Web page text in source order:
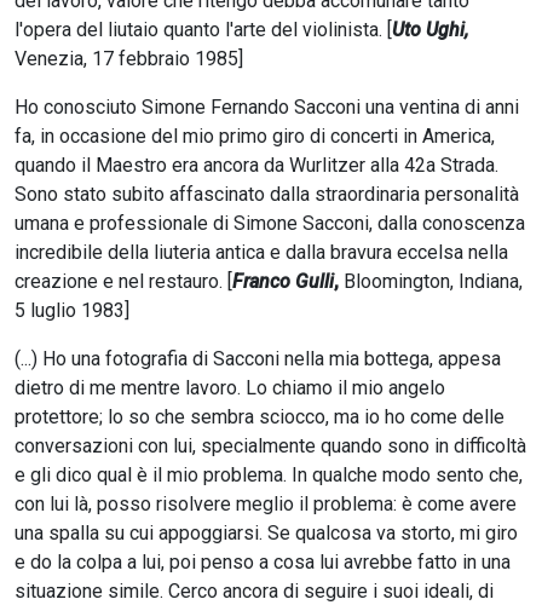
l'opera del liutaio quanto l'arte del violinista. [ Uto Ughi,
Venezia, 17 febbraio 1985]
Ho conosciuto Simone Fernando Sacconi una ventina di anni
fa, in occasione del mio primo giro di concerti in America,
quando il Maestro era ancora da Wurlitzer alla 42a Strada.
Sono stato subito affascinato dalla straordinaria personalità
umana e professionale di Simone Sacconi, dalla conoscenza
incredibile della liuteria antica e dalla bravura eccelsa nella
creazione e nel restauro. [ Franco Gulli, Bloomington, Indiana,
5 luglio 1983]
(...) Ho una fotografia di Sacconi nella mia bottega, appesa
dietro di me mentre lavoro. Lo chiamo il mio angelo
protettore; lo so che sembra sciocco, ma io ho come delle
conversazioni con lui, specialmente quando sono in difficoltà
e gli dico qual è il mio problema. In qualche modo sento che,
con lui là, posso risolvere meglio il problema: è come avere
una spalla su cui appoggiarsi. Se qualcosa va storto, mi giro
e do la colpa a lui, poi penso a cosa lui avrebbe fatto in una
situazione simile. Cerco ancora di seguire i suoi ideali, di